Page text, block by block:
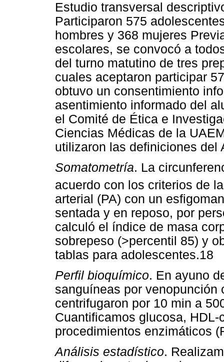
Estudio transversal
Participaron 575
hombres y 368 mujeres
escolares, se convocó a
del turno matutino de tres
cuales aceptaron participar
obtuvo un consentimiento
asentimiento informado del
el Comité de Ética e
Ciencias Médicas de la
utilizaron las definiciones del
Somatometría. La
acuerdo con los criterios de
arterial (PA) con un
sentada y en reposo, por
calculó el índice de masa
sobrepeso (>percentil 85) y
tablas para adolescentes.18
Perfil bioquímico. En ayuno
sanguíneas por
centrifugaron por 10 min a
Cuantificamos glucosa,
procedimientos enzimáticos
Análisis estadístico.